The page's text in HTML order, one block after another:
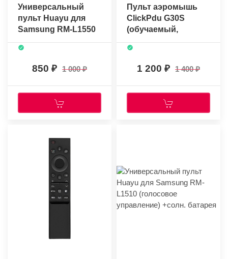
Универсальный
пульт Huayu для
Samsung RM-L1550
(голосовое
управление)
850 1 000
Пульт аэромышь
ClickPdu G30S
(обучаемый,
гироскоп,
голосовое
управление) ver.
2025
1 200 1 400